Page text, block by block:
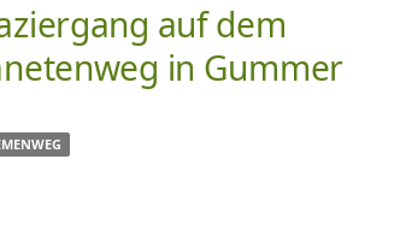
auf dem
in Gummer